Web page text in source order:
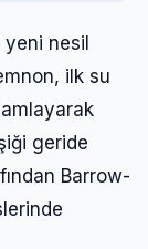
yeni nesil
ilk su
geride
Barrow-